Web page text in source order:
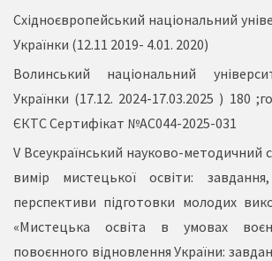
Східноєвропейський національний
Українки (12.11 2019- 4.01. 2020)
Волинський національний
Українки (17.12. 2024-17.03.2025 ) 180
ЄКТС Сертифікат №АС044-2025-031
V Всеукраїнський науково-методичний
вимір мистецької освіти:
перспективи підготовки молодих
«Мистецька освіта в умовах
повоєнного відновлення України: